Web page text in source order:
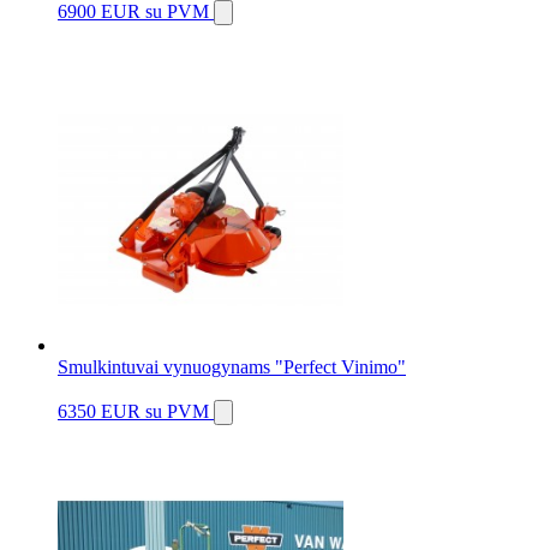
6900 EUR su PVM
Smulkintuvai vynuogynams "Perfect Vinimo"
6350 EUR su PVM